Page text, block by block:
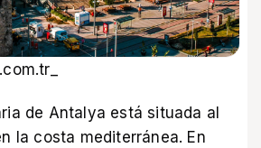
de Antalya está situada al
la costa mediterránea. En